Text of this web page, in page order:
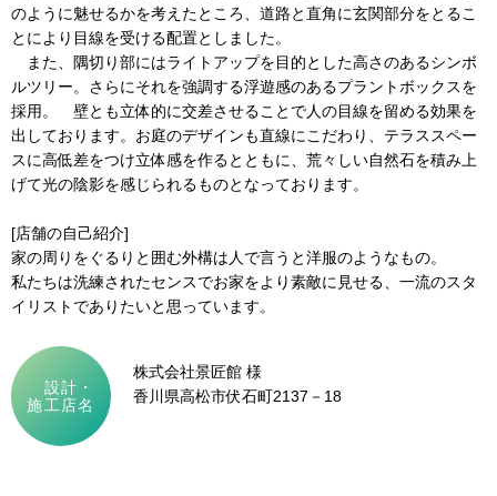
のように魅せるかを考えたところ、道路と直角に玄関部分をとるこ
とにより目線を受ける配置としました。
また、隅切り部にはライトアップを目的とした高さのあるシンボ
ルツリー。さらにそれを強調する浮遊感のあるプラントボックスを
採用。 壁とも立体的に交差させることで人の目線を留める効果を
出しております。お庭のデザインも直線にこだわり、テラススペー
スに高低差をつけ立体感を作るとともに、荒々しい自然石を積み上
げて光の陰影を感じられるものとなっております。
[店舗の自己紹介]
家の周りをぐるりと囲む外構は人で言うと洋服のようなもの。
私たちは洗練されたセンスでお家をより素敵に見せる、一流のスタ
イリストでありたいと思っています。
設計・
施工店名
株式会社景匠館 様
香川県高松市伏石町2137－18